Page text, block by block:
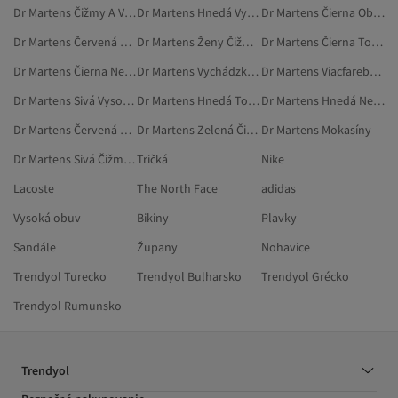
Dr Martens Čižmy A Vysoké Čižmy
Dr Martens Hnedá Vysoká Obuv
Dr Martens Čierna Obuv
Dr Martens Červená Neformálna Obuv
Dr Martens Ženy Čižmy A Vysoké Čižmy
Dr Martens Čierna Topánky S Plochou Podrážkou
Dr Martens Čierna Neformálna Obuv
Dr Martens Vychádzková Obuv
Dr Martens Viacfarebná Čižmy A Vysoké Čižmy
Dr Martens Sivá Vysoká Obuv
Dr Martens Hnedá Topánky S Plochou Podrážkou
Dr Martens Hnedá Neformálna Obuv
Dr Martens Červená Vysoká Obuv
Dr Martens Zelená Čižmy A Vysoké Čižmy Dr Martens Mokasíny
Dr Martens Sivá Čižmy A Vysoké ČižmyTričká
Nike
Lacoste
The North Face
adidas
Vysoká obuv
Bikiny
Plavky
Sandále
Župany
Nohavice
Trendyol Turecko
Trendyol Bulharsko
Trendyol Grécko
Trendyol Rumunsko
Trendyol